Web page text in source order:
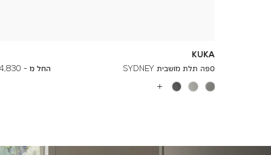
KUKA
ספה תלת מושבית SYDNEY
החל מ - ₪ To
8,210 ₪